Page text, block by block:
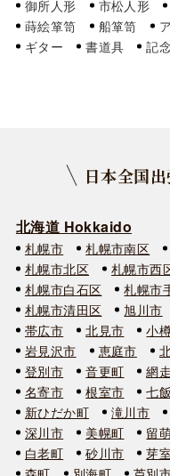
御所人形
市松人形
蒔絵箪笥
船箪笥
ギター
書道具 記
日本全国
北海道 Hokkaido
札幌市 札幌市南区
札幌市北区
札幌市西
札幌市白石区
札幌市
札幌市清田区
旭川市
帯広市
北見市 小
岩見沢市
恵庭市
登別市
音更町 網
名寄市
根室市 七
新ひだか町
滝川市
深川市
美幌町 留
白老町
砂川市 芽